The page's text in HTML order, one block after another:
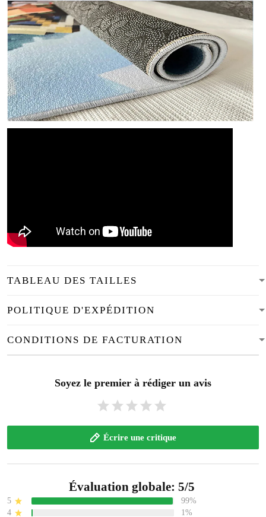
TABLEAU DES TAILLES
POLITIQUE D'EXPÉDITION
CONDITIONS DE FACTURATION
Soyez le premier à rédiger un avis
Écrire une critique
Évaluation globale: 5/5
5
99%
4
1%